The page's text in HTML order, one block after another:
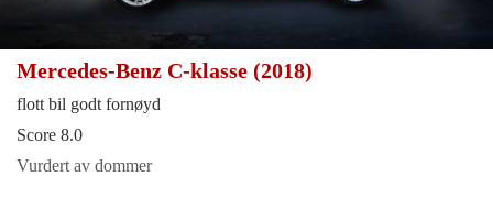
Mercedes-Benz C-klasse (2018)
flott bil godt fornøyd
Score 8.0
Vurdert av dommer